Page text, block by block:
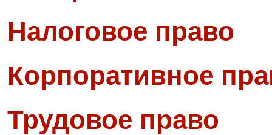
Налоговое право
Корпоративное
Трудовое право